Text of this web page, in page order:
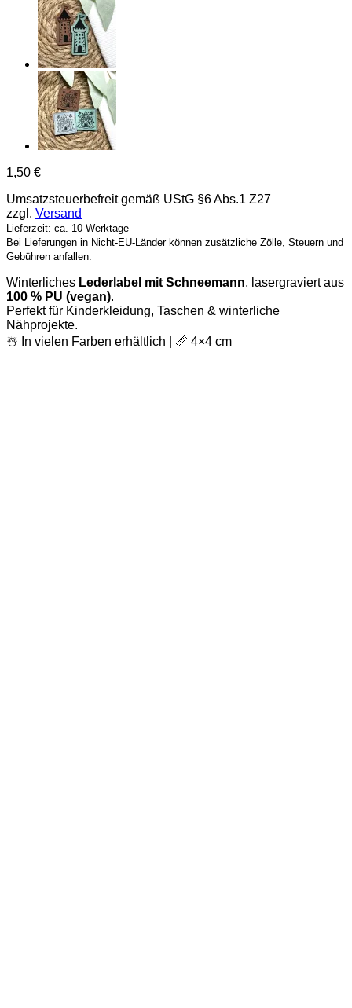
1,50 €
Umsatzsteuerbefreit gemäß UStG §6 Abs.1 Z27
zzgl. Versand
Lieferzeit: ca. 10 Werktage
Bei Lieferungen in Nicht-EU-Länder können zusätzliche Zölle, Steuern und
Gebühren anfallen.
Winterliches Lederlabel mit Schneemann, lasergraviert aus
100 % PU (vegan).
Perfekt für Kinderkleidung, Taschen & winterliche
Nähprojekte.
☃️ In vielen Farben erhältlich | 📏 4×4 cm